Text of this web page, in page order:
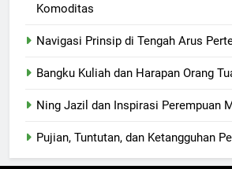
Komoditas
Navigasi Prinsip di Tengah Arus
Bangku Kuliah dan Harapan Orang
Ning Jazil dan Inspirasi Perempuan
Pujian, Tuntutan, dan Ketangguhan